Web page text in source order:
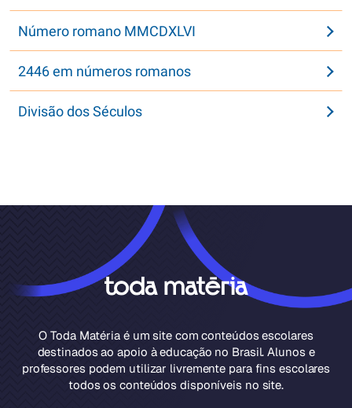
Número romano MMCDXLVI
2446 em números romanos
Divisão dos Séculos
O Toda Matéria é um site com conteúdos escolares
destinados ao apoio à educação no Brasil. Alunos e
professores podem utilizar livremente para fins escolares
todos os conteúdos disponíveis no site.